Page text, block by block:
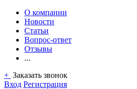
О компании
Новости
Статьи
Вопрос-ответ
Отзывы
...
+ Заказать звонок
Вход Регистрация